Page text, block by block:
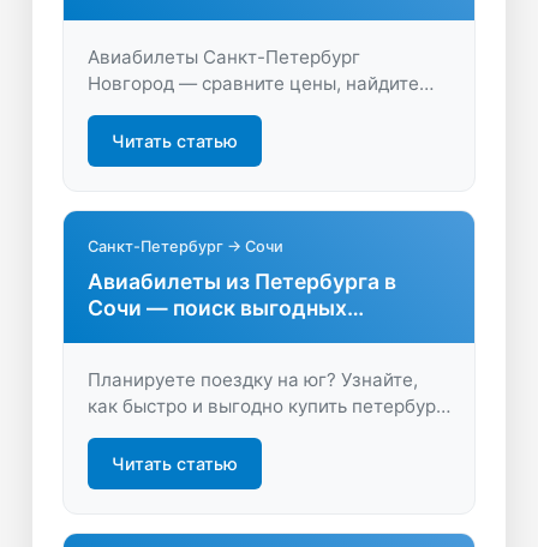
Авиабилеты Санкт-Петербург
Новгород — сравните цены, найдите
лучшие предложения и экономьте на
перелёте. Быстрое бронирование,
удобные рейсы, низкие тарифы.
сейчас!
Читать статью
Санкт-Петербург → Сочи
Авиабилеты из Петербурга в
Сочи — поиск выгодных
Планируете поездку на юг? Узнайте,
как быстро и выгодно купить петербург
выберите лучшие варианты и
наслаждайтесь путешествием!
Читать статью